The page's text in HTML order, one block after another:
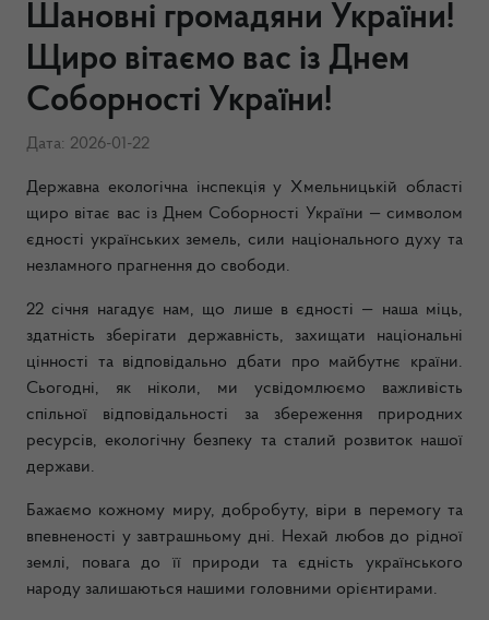
Шановні громадяни України!
Щиро вітаємо вас із Днем
Соборності України!
Дата: 2026-01-22
Державна екологічна інспекція у Хмельницькій області
щиро вітає вас із Днем Соборності України — символом
єдності українських земель, сили національного духу та
незламного прагнення до свободи.
22 січня нагадує нам, що лише в єдності — наша міць,
здатність зберігати державність, захищати національні
цінності та відповідально дбати про майбутнє країни.
Сьогодні, як ніколи, ми усвідомлюємо важливість
спільної відповідальності за збереження природних
ресурсів, екологічну безпеку та сталий розвиток нашої
держави.
Бажаємо кожному миру, добробуту, віри в перемогу та
впевненості у завтрашньому дні. Нехай любов до рідної
землі, повага до її природи та єдність українського
народу залишаються нашими головними орієнтирами.